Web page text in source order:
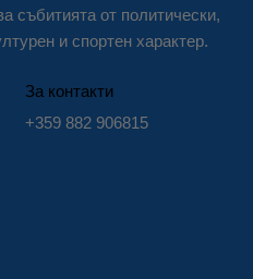
събитията от политически,
и спортен характер.
За контакти
+359 882 906815